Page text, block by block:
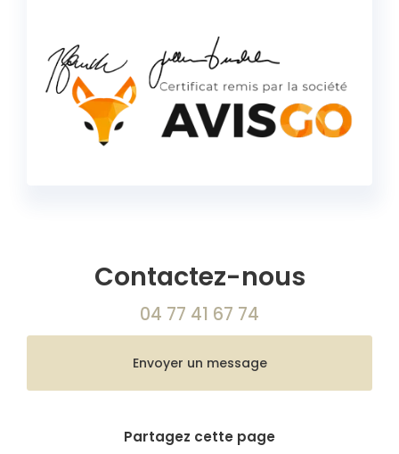
Contactez-nous
04 77 41 67 74
Envoyer un message
Partagez cette page